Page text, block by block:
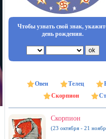
Чтобы узнать свой знак,
день рождения.
Овен Телец
Скорпион
Скорпион
(23 октября - 21